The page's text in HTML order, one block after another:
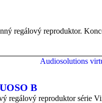
regálový reproduktor.
B
regálový reproduktor série